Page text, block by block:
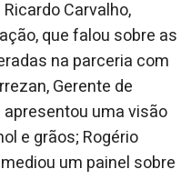
Carvalho,
que falou sobre as
na parceria com
Gerente de
uma visão
e grãos; Rogério
um painel sobre